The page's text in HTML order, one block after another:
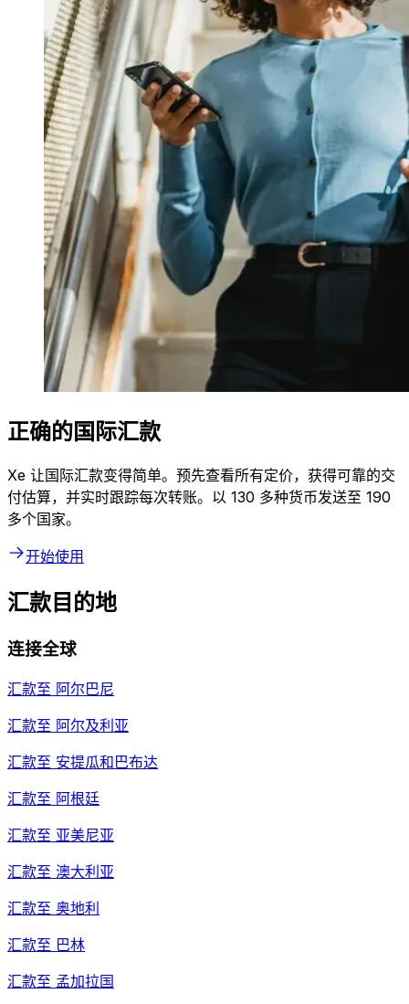
正确的国际汇款
Xe 让国际汇款变得简单。预先查看所有定价，获得可靠的交
付估算，并实时跟踪每次转账。以 130 多种货币发送至 190
多个国家。
开始使用
汇款目的地
连接全球
汇款至 阿尔巴尼
汇款至 阿尔及利亚
汇款至 安提瓜和巴布达
汇款至 阿根廷
汇款至 亚美尼亚
汇款至 澳大利亚
汇款至 奥地利
汇款至 巴林
汇款至 孟加拉国